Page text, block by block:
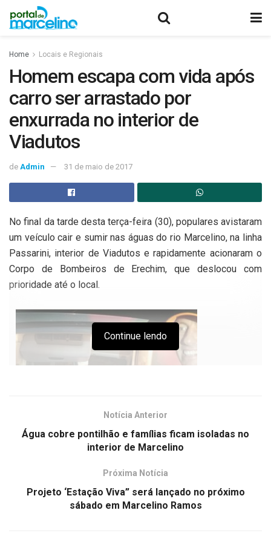
Home Locais e Regionais
Homem escapa com vida após
carro ser arrastado por
enxurrada no interior de
Viadutos
de Admin 31 de maio de 2017
No final da tarde desta terça-feira (30), populares avistaram
um veículo cair e sumir nas águas do rio Marcelino, na linha
Passarini, interior de Viadutos e rapidamente acionaram o
Corpo de Bombeiros de Erechim, que deslocou com
prioridade até o local.
no local encontraram Alceu Augusto Lima (62), agarrado em
uma árvore e preso por uma corda que foi atirada pelos
vizinhos que moram próximos ao rio. A vítima que estava
Continue lendo
Notícia Anterior
Água cobre pontilhão e famílias ficam isoladas no
interior de Marcelino
Próxima Notícia
Projeto ‘Estação Viva” será lançado no próximo
sábado em Marcelino Ramos